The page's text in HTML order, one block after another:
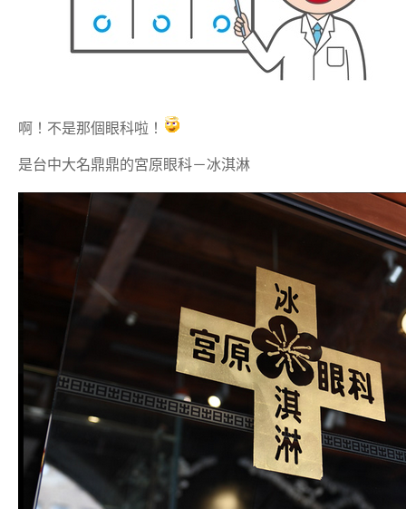
啊！不是那個眼科啦！
是台中大名鼎鼎的宮原眼科－冰淇淋